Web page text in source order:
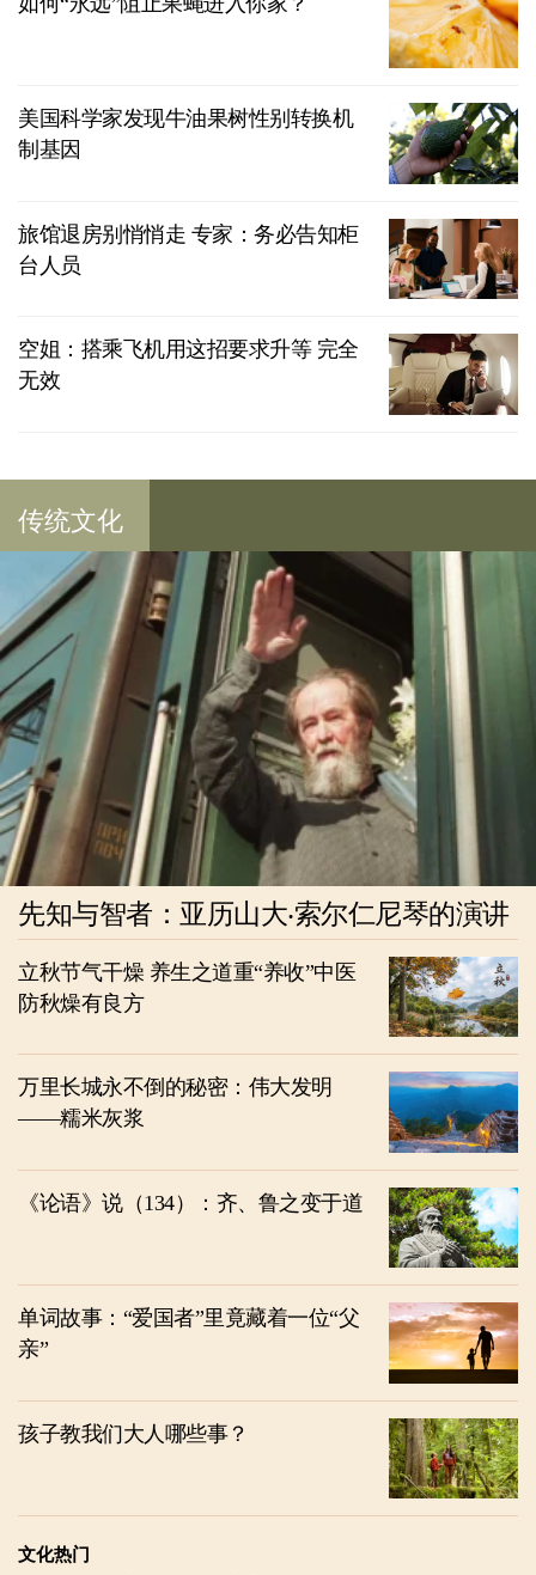
美国科学家发现牛油果树性别转换机
制基因
旅馆退房别悄悄走 专家：务必告知柜
台人员
空姐：搭乘飞机用这招要求升等 完全
无效
传统文化
先知与智者：亚历山大‧索尔仁尼琴的演讲
立秋节气干燥 养生之道重“养收”中医
防秋燥有良方
万里长城永不倒的秘密：伟大发明
——糯米灰浆
《论语》说（134）：齐、鲁之变于道
单词故事：“爱国者”里竟藏着一位“父
亲”
孩子教我们大人哪些事？
文化热门